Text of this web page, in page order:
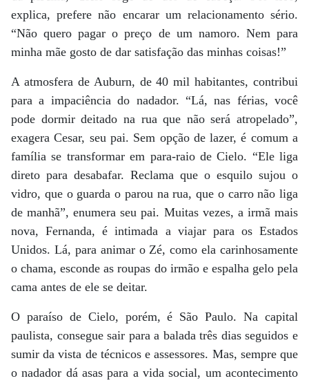
explica, prefere não encarar um relacionamento sério.
“Não quero pagar o preço de um namoro. Nem para
minha mãe gosto de dar satisfação das minhas coisas!”
A atmosfera de Auburn, de 40 mil habitantes, contribui
para a ­impaciência do nadador. “Lá, nas férias, você
pode dormir deitado na rua que não será atropelado”,
exagera Cesar, seu pai. Sem opção de lazer, é comum a
família se transformar em para-raio de Cielo. “Ele liga
direto para desabafar. Reclama que o esquilo sujou o
vidro, que o guarda o parou na rua, que o carro não liga
de manhã”, enumera seu pai. Muitas vezes, a irmã mais
nova, Fernanda, é intimada a viajar para os Estados
Unidos. Lá, para animar o Zé, como ela carinhosamente
o chama, esconde as roupas do irmão e espalha gelo pela
cama antes de ele se deitar.
O paraíso de Cielo, porém, é São Paulo. Na capital
paulista, consegue sair para a balada três dias seguidos e
sumir da vista de técnicos e assessores. Mas, sempre que
o nadador dá asas para a vida social, um acontecimento